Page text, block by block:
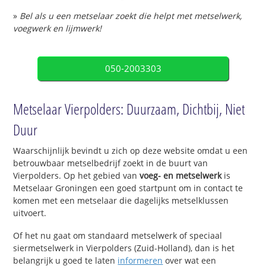
» Bel als u een metselaar zoekt die helpt met metselwerk,
voegwerk en lijmwerk!
050-2003303
Metselaar Vierpolders: Duurzaam, Dichtbij, Niet
Duur
Waarschijnlijk bevindt u zich op deze website omdat u een
betrouwbaar metselbedrijf zoekt in de buurt van
Vierpolders. Op het gebied van voeg- en metselwerkis
Metselaar Groningen een goed startpunt om in contact te
komen met een metselaar die dagelijks metselklussen
uitvoert.
Of het nu gaat om standaard metselwerk of speciaal
siermetselwerk in Vierpolders (Zuid-Holland), dan is het
belangrijk u goed te laten informeren over wat een